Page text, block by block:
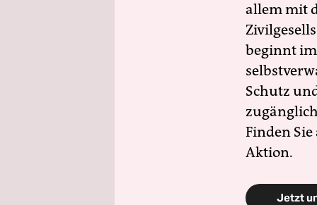
allem mit
beginnt
Schutz
Finden
Aktion.
Jetzt